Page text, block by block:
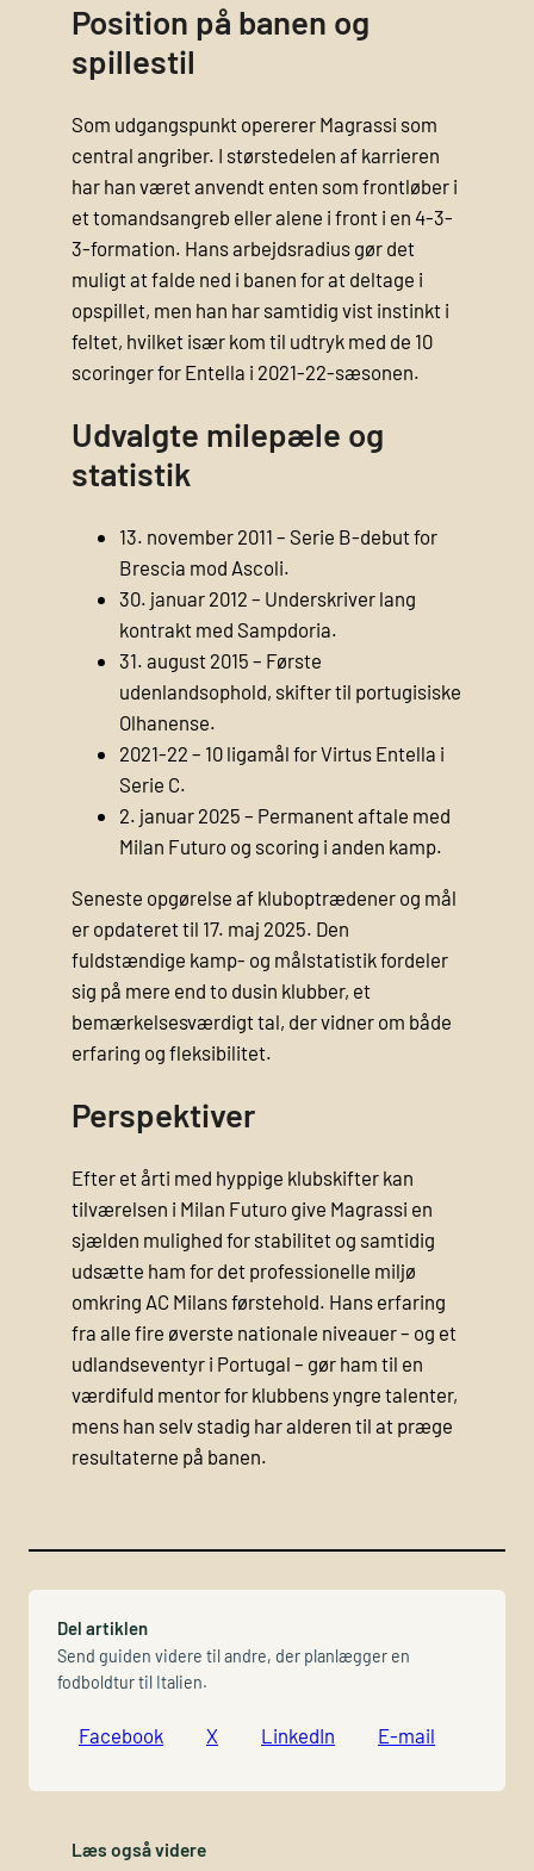
Position på banen og
spillestil
Som udgangspunkt opererer Magrassi som
central angriber. I størstedelen af karrieren
har han været anvendt enten som frontløber i
et tomandsangreb eller alene i front i en 4-3-
3-formation. Hans arbejdsradius gør det
muligt at falde ned i banen for at deltage i
opspillet, men han har samtidig vist instinkt i
feltet, hvilket især kom til udtryk med de 10
scoringer for Entella i 2021-22-sæsonen.
Udvalgte milepæle og
statistik
13. november 2011 – Serie B-debut for
Brescia mod Ascoli.
30. januar 2012 – Underskriver lang
kontrakt med Sampdoria.
31. august 2015 – Første
udenlandsophold, skifter til portugisiske
Olhanense.
2021-22 – 10 ligamål for Virtus Entella i
Serie C.
2. januar 2025 – Permanent aftale med
Milan Futuro og scoring i anden kamp.
Seneste opgørelse af kluboptrædener og mål
er opdateret til 17. maj 2025. Den
fuldstændige kamp- og målstatistik fordeler
sig på mere end to dusin klubber, et
bemærkelsesværdigt tal, der vidner om både
erfaring og fleksibilitet.
Perspektiver
Efter et årti med hyppige klubskifter kan
tilværelsen i Milan Futuro give Magrassi en
sjælden mulighed for stabilitet og samtidig
udsætte ham for det professionelle miljø
omkring AC Milans førstehold. Hans erfaring
fra alle fire øverste nationale niveauer – og et
udlandseventyr i Portugal – gør ham til en
værdifuld mentor for klubbens yngre talenter,
mens han selv stadig har alderen til at præge
resultaterne på banen.
Del artiklen
Send guiden videre til andre, der planlægger en
fodboldtur til Italien.
Facebook X LinkedIn E-mail
Læs også videre